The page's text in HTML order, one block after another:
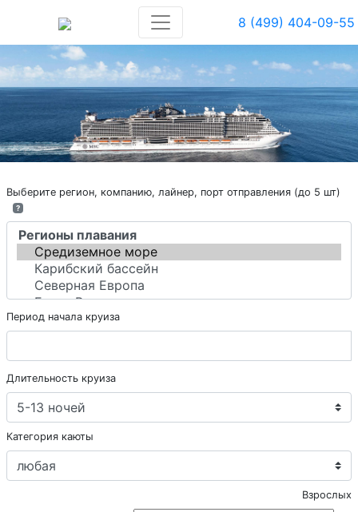
8 (499) 404-09-55
Выберите регион, компанию, лайнер, порт отправления (до 5 шт)
?
Период начала круиза
Длительность круиза
Категория каюты
Взрослых